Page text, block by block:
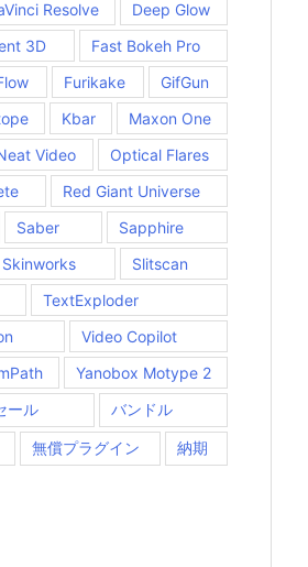
Resolve
Deep Glow
3D
Fast Bokeh Pro
Furikake
GifGun
Kbar
Maxon One
Video
Optical Flares
Red Giant Universe
Saber
Sapphire
Skinworks
Slitscan
TextExploder
Video Copilot
Yanobox Motype 2
ール バンドル
無償プラグイン 納期